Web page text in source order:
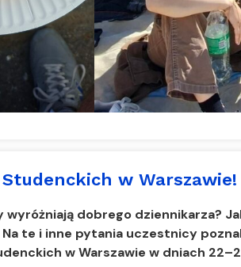
w Warszawie!
dobrego dziennikarza?
te i inne pytania uczestnicy
w Warszawie w dniach